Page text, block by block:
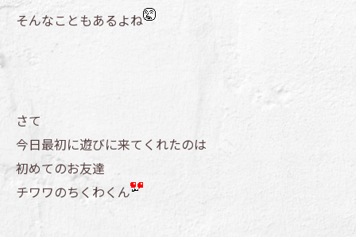
そんなこともあるよね
さて
今日最初に遊びに来てくれたのは
初めてのお友達
チワワのちくわくん